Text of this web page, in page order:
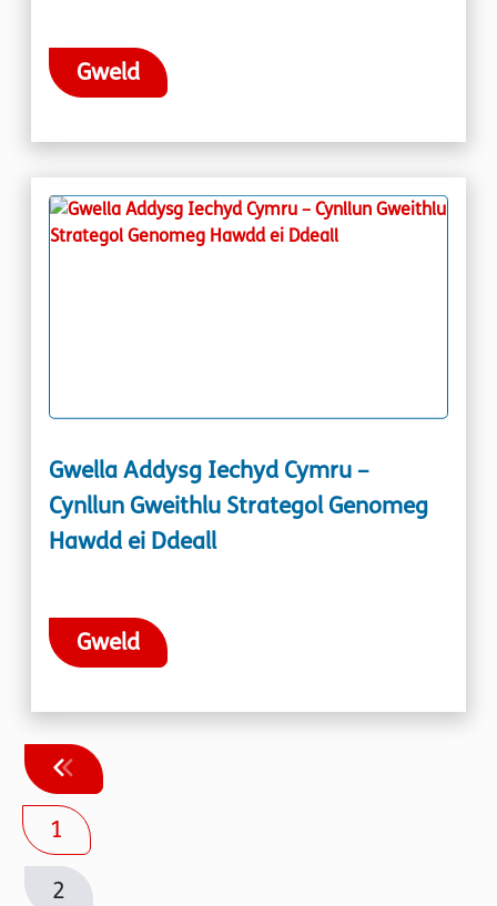
Gweld
Gwella Addysg Iechyd Cymru –
Cynllun Gweithlu Strategol Genomeg
Hawdd ei Ddeall
Gweld
1
2